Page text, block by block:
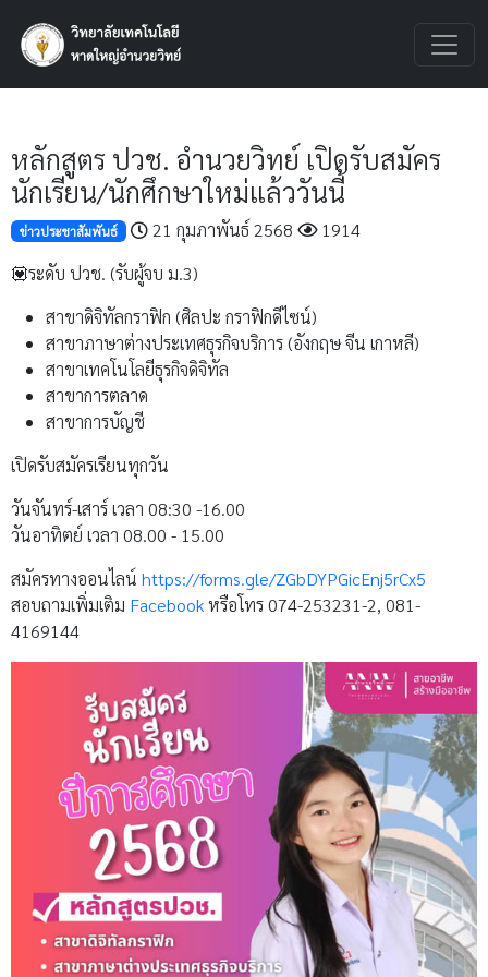
หลักสูตร ปวช. อำนวยวิทย์ เปิดรับสมัคร
นักเรียน/นักศึกษาใหม่แล้ววันนี้
ข่าวประชาสัมพันธ์ 21 กุมภาพันธ์ 2568
1914
💟ระดับ ปวช. (รับผู้จบ ม.3)
สาขาดิจิทัลกราฟิก (ศิลปะ กราฟิกดีไซน์)
สาขาภาษาต่างประเทศธุรกิจบริการ (อังกฤษ จีน เกาหลี)
สาขาเทคโนโลยีธุรกิจดิจิทัล
สาขาการตลาด
สาขาการบัญชี
เปิดรับสมัครเรียนทุกวัน
วันจันทร์-เสาร์ เวลา 08:30 -16.00
วันอาทิตย์ เวลา 08.00 - 15.00
สมัครทางออนไลน์ https://forms.gle/ZGbDYPGicEnj5rCx5
สอบถามเพิ่มเติม Facebook หรือโทร 074-253231-2, 081-
4169144